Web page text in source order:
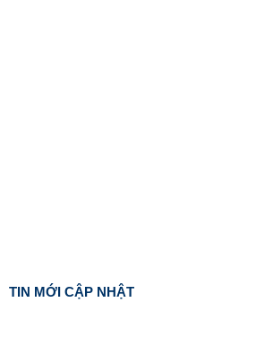
TIN MỚI CẬP NHẬT